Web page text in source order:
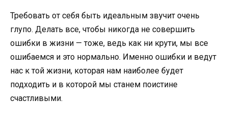
Требовать от себя быть идеальным звучит очень
глупо. Делать все, чтобы никогда не совершить
ошибки в жизни — тоже, ведь как ни крути, мы все
ошибаемся и это нормально. Именно ошибки и ведут
нас к той жизни, которая нам наиболее будет
подходить и в которой мы станем поистине
счастливыми.